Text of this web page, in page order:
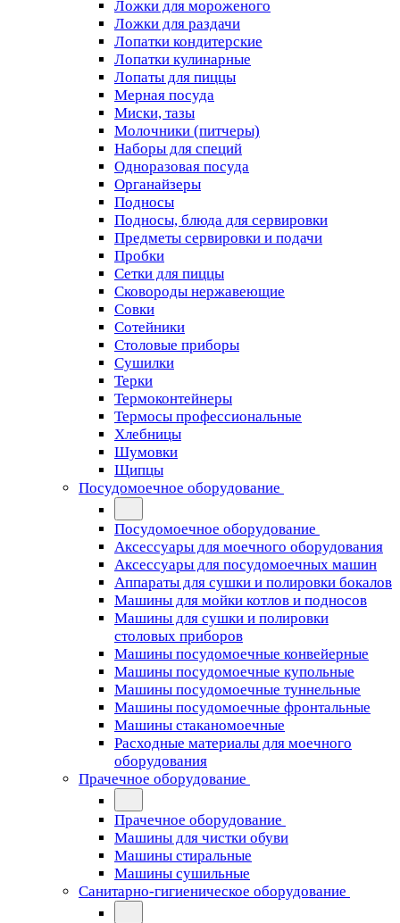
Ложки для мороженого
Ложки для раздачи
Лопатки кондитерские
Лопатки кулинарные
Лопаты для пиццы
Мерная посуда
Миски, тазы
Молочники (питчеры)
Наборы для специй
Одноразовая посуда
Органайзеры
Подносы
Подносы, блюда для сервировки
Предметы сервировки и подачи
Пробки
Сетки для пиццы
Сковороды нержавеющие
Совки
Сотейники
Столовые приборы
Сушилки
Терки
Термоконтейнеры
Термосы профессиональные
Хлебницы
Шумовки
Щипцы
Посудомоечное оборудование
Посудомоечное оборудование
Аксессуары для моечного оборудования
Аксессуары для посудомоечных машин
Аппараты для сушки и полировки бокалов
Машины для мойки котлов и подносов
Машины для сушки и полировки
столовых приборов
Машины посудомоечные конвейерные
Машины посудомоечные купольные
Машины посудомоечные туннельные
Машины посудомоечные фронтальные
Машины стаканомоечные
Расходные материалы для моечного
оборудования
Прачечное оборудование
Прачечное оборудование
Машины для чистки обуви
Машины стиральные
Машины сушильные
Санитарно-гигиеническое оборудование